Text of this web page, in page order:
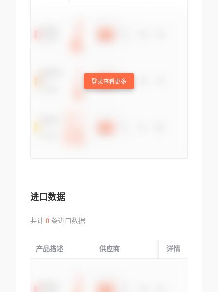
登录查看更多
进口数据
共计 0条进口数据
产品描述 供应商 起运国/地区
详情